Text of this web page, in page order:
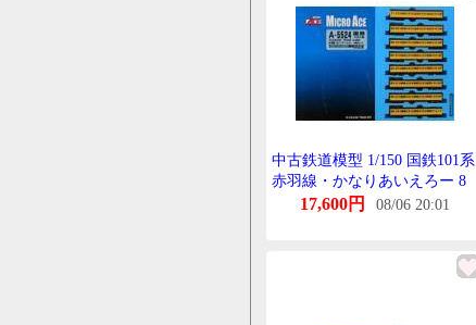
中古鉄道模型 1/150 国鉄101系
赤羽線・かなりあいえろー 8
両せっと [A5524]
17,600円 08/06 20:01